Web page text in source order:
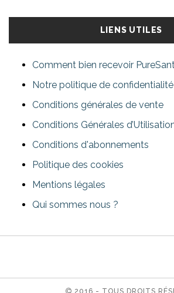
LIENS UTILES
Comment bien recevoir
Notre politique de confidentialité
Conditions générales de vente
Conditions Générales
Conditions d'abonnements
Politique des cookies
Mentions légales
Qui sommes nous ?